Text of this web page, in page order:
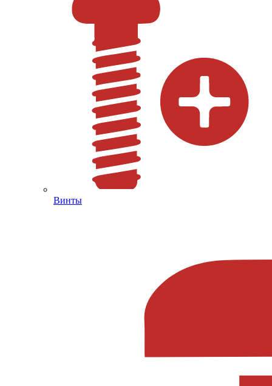
Винты